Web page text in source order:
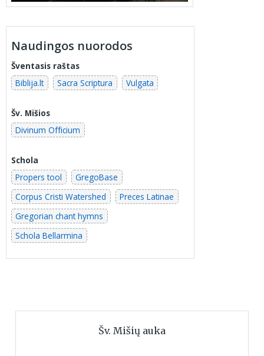
Naudingos nuorodos
Šventasis raštas
Biblija.lt
Sacra Scriptura Vulgata
Šv. Mišios
Divinum Officium
Schola
Propers tool
GregoBase
Corpus Cristi Watershed
Preces Latinae
Gregorian chant hymns
Schola Bellarmina
Šv. Mišių auka